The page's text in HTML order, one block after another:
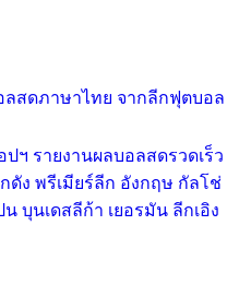
ลสดภาษาไทย จากลีกฟุตบอล
ปฯ รายงานผลบอลสดรวดเร็ว
ง พรีเมียร์ลีก อังกฤษ กัลโช่
น บุนเดสลีก้า เยอรมัน ลีกเอิง